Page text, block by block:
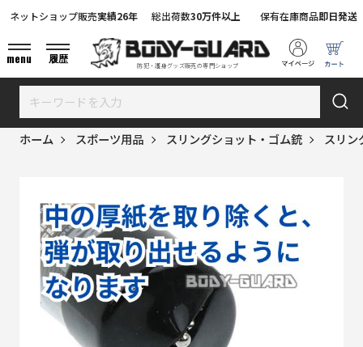
防犯・護身グッズ販売の専門ショップ
ネットショップ販売実績26年 総出荷数30万件以上 保有在庫商品即日発送
menu 履歴
ホーム スポーツ用品 スリングショット・ゴム銃 スリン